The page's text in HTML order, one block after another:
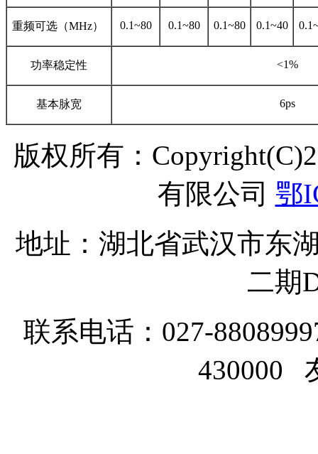
重频可选（MHz） 0.1~80 0.1~80 0.1~80 0.1~40
功率稳定性 <1%
基本脉宽 6ps
版权所有：
有限公司 鄂
地址：湖北省武汉市东
二期
联系电话：027-
430000